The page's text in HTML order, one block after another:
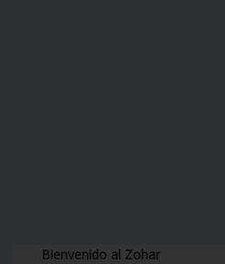
Bienvenido al Zohar